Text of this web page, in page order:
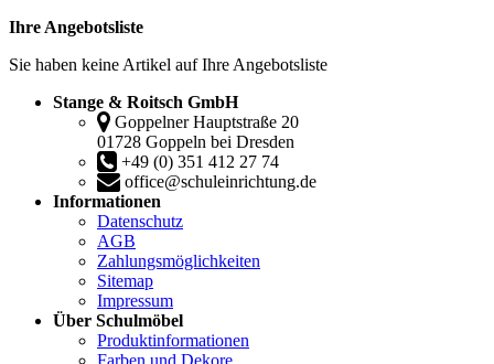
Ihre Angebotsliste
Sie haben keine Artikel auf Ihre Angebotsliste
Stange & Roitsch GmbH
Goppelner Hauptstraße 20
01728 Goppeln bei Dresden
+49 (0) 351 412 27 74
office@schuleinrichtung.de
Informationen
Datenschutz
AGB
Zahlungsmöglichkeiten
Sitemap
Impressum
Über Schulmöbel
Produktinformationen
Farben und Dekore